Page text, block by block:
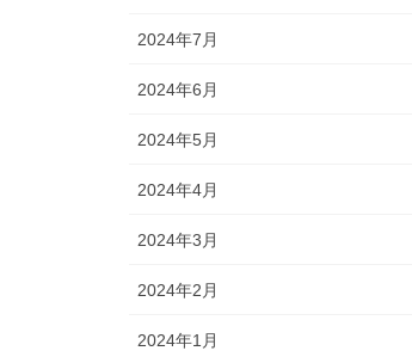
2024年7月
2024年6月
2024年5月
2024年4月
2024年3月
2024年2月
2024年1月